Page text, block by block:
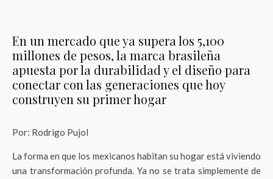
En un mercado que ya supera los 5,100
millones de pesos, la marca brasileña
apuesta por la durabilidad y el diseño para
conectar con las generaciones que hoy
construyen su primer hogar
Por: Rodrigo Pujol
La forma en que los mexicanos habitan su hogar está viviendo
una transformación profunda. Ya no se trata simplemente de